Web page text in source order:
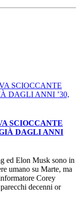
SCIOCCANTE
DAGLI ANNI
ed Elon Musk sono in
umano su Marte, ma
Corey
decenni or